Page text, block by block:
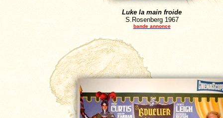
Luke la main froide
S.Rosenberg1967
bande annonce